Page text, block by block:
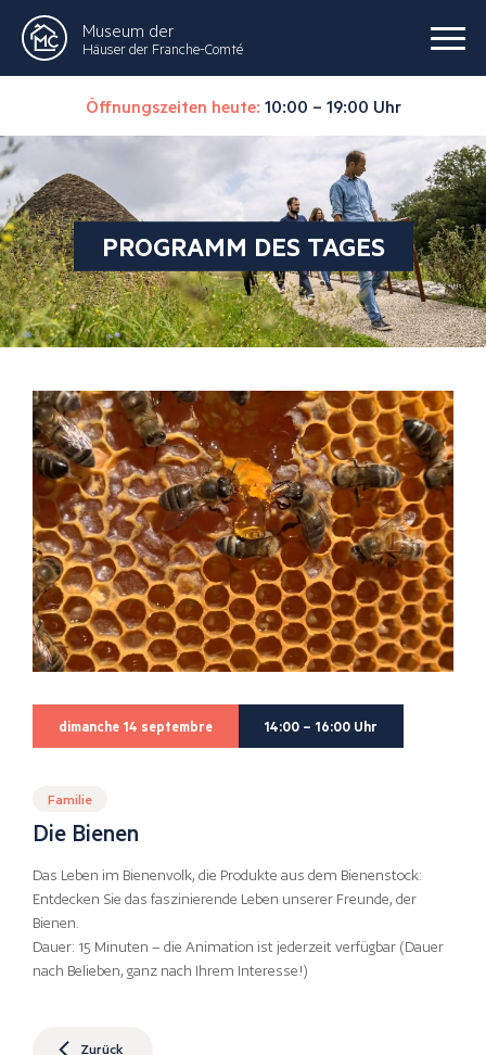
Museum der
Häuser der Franche-Comté
Öffnungszeiten heute: 10:00 – 19:00 Uhr
PROGRAMM DES TAGES
dimanche 14 septembre 14:00 – 16:00 Uhr
Familie
Die Bienen
Das Leben im Bienenvolk, die Produkte aus dem Bienenstock:
Entdecken Sie das faszinierende Leben unserer Freunde, der
Bienen.
Dauer: 15 Minuten – die Animation ist jederzeit verfügbar (Dauer
nach Belieben, ganz nach Ihrem Interesse!)
Zurück